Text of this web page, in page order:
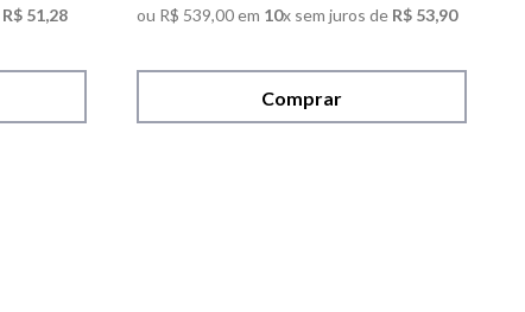
R$ 51,28 ou R$ 539,00em 10x sem juros de R$ 53,90
Comprar